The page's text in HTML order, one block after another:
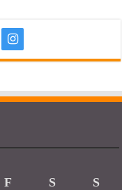
F S
S